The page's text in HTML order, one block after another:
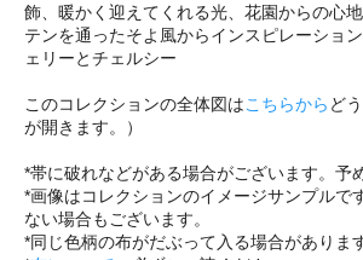
飾、暖かく迎えてくれる光、花園からの心
テンを通ったそよ風からインスピレーショ
ェリーとチェルシー
このコレクションの全体図はこちらから ど
が開きます。）
*帯に破れなどがある場合がございます。予
*画像はコレクションのイメージサンプルで
ない場合もございます。
*同じ色柄の布がだぶって入る場合があります